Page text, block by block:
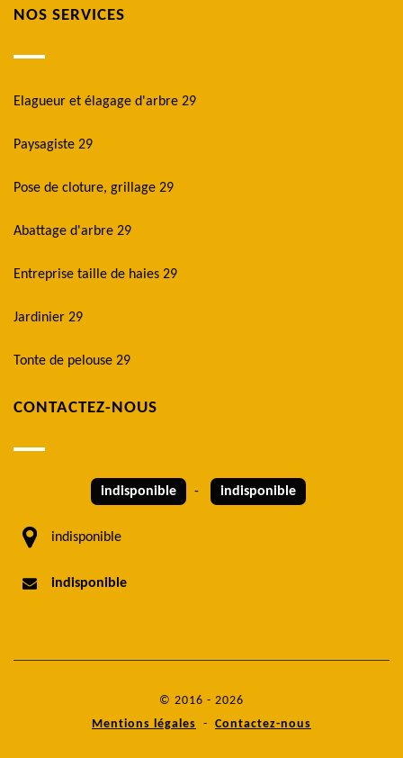
NOS SERVICES
Elagueur et élagage d'arbre 29
Paysagiste 29
Pose de cloture, grillage 29
Abattage d'arbre 29
Entreprise taille de haies 29
Jardinier 29
Tonte de pelouse 29
CONTACTEZ-NOUS
indisponible - indisponible
indisponible
indisponible
© 2016 - 2026
Mentions légales - Contactez-nous